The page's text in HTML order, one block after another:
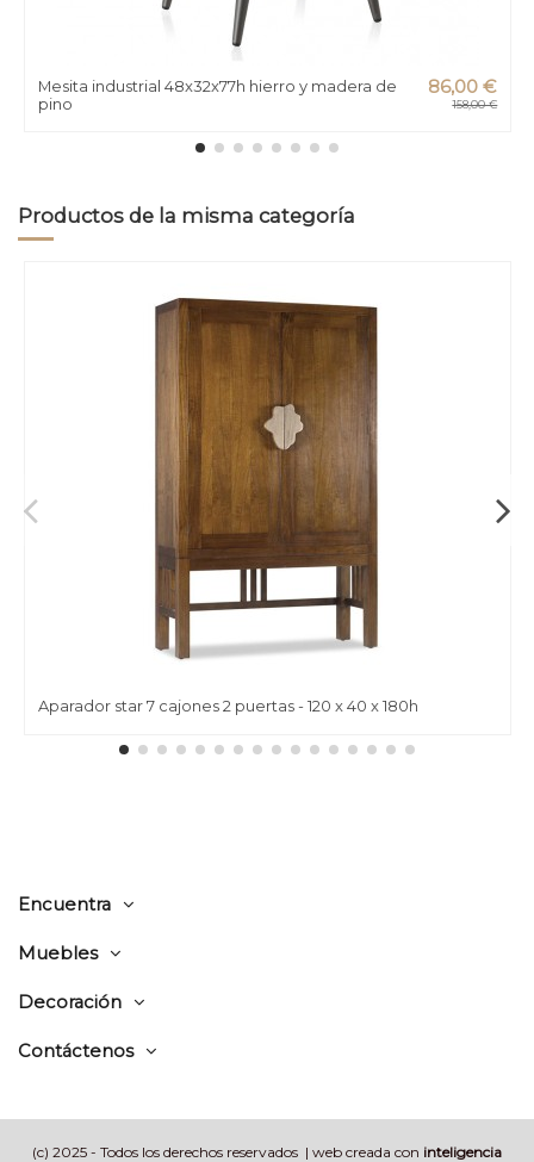
Mesita industrial 48x32x77h hierro y madera de
pino
86,00 €
158,00 €
Productos de la misma categoría
Aparador star 7 cajones 2 puertas - 120 x 40 x 180h
Encuentra
Muebles
Decoración
Contáctenos
(c) 2025 - Todos los derechos reservados | web creada con inteligencia